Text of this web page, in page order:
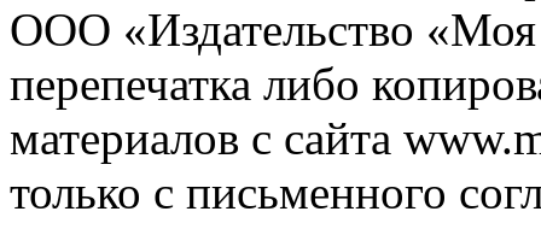
ООО «Издательство
перепечатка либо
материалов с сайта
только с письменного